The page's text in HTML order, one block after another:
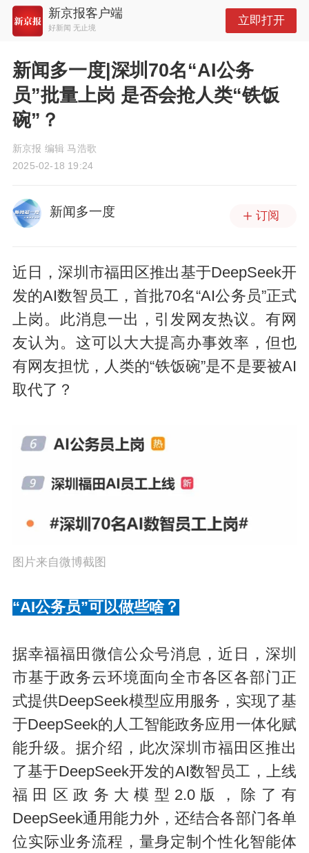
新京报客户端
好新闻 无止境
立即打开
新闻多一度|深圳70名“AI公务
员”批量上岗 是否会抢人类“铁饭
碗”？
新京报 编辑 马浩歌
2025-02-18 19:24
新闻多一度 订阅
近日，深圳市福田区推出基于DeepSeek开
发的AI数智员工，首批70名“AI公务员”正式
上岗。此消息一出，引发网友热议。有网
友认为。这可以大大提高办事效率，但也
有网友担忧，人类的“铁饭碗”是不是要被AI
取代了？
图片来自微博截图
“AI公务员”可以做些啥？
据幸福福田微信公众号消息，近日，深圳
市基于政务云环境面向全市各区各部门正
式提供DeepSeek模型应用服务，实现了基
于DeepSeek的人工智能政务应用一体化赋
能升级。据介绍，此次深圳市福田区推出
了基于DeepSeek开发的AI数智员工，上线
福田区政务大模型2.0版，除了有
DeepSeek通用能力外，还结合各部门各单
位实际业务流程，量身定制个性化智能体